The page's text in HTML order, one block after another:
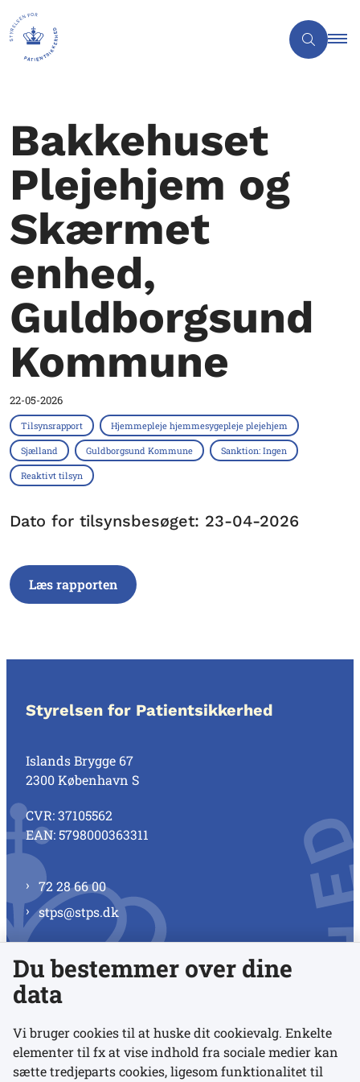
Bakkehuset
Plejehjem og
Skærmet
enhed,
Guldborgsund
Kommune
22-05-2026
Tilsynsrapport Hjemmepleje hjemmesygepleje plejehjem
Sjælland Guldborgsund Kommune Sanktion: Ingen
Reaktivt tilsyn
Dato for tilsynsbesøget: 23-04-2026
Læs rapporten
Styrelsen for Patientsikkerhed
Islands Brygge 67
2300 København S
CVR: 37105562
EAN: 5798000363311
72 28 66 00
stps@stps.dk
Se alle kontaktnumre
Links
Du bestemmer over dine
data
Vi bruger cookies til at huske dit cookievalg. Enkelte
elementer til fx at vise indhold fra sociale medier kan
sætte tredjeparts cookies, ligesom funktionalitet til